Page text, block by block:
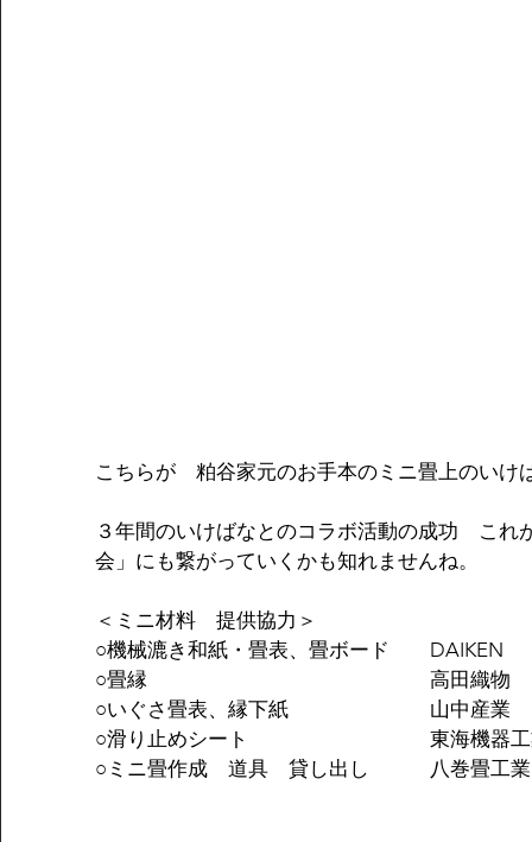
こちらが　粕谷家元のお手本のミニ畳上のいけ
３年間のいけばなとのコラボ活動の成功　これ
会」にも繋がっていくかも知れませんね。
＜ミニ材料　提供協力＞
○機械漉き和紙・畳表、畳ボード　　DAIKEN
○畳縁　　　　　　　　　　　　　　高田織物
○いぐさ畳表、縁下紙　　　　　　　山中産業
○滑り止めシート　　　　　　　　　東海機器
○ミニ畳作成　道具　貸し出し　　　八巻畳工業